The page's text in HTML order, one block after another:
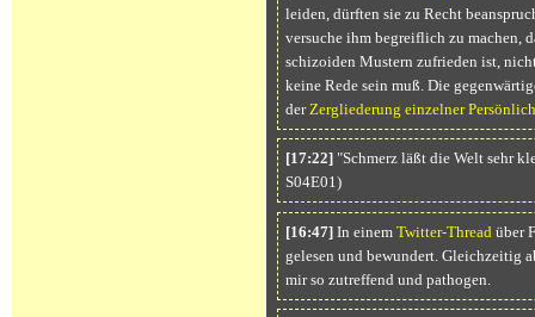
leiden, dürften sie zu Recht
versuche ihm begreiflich zu machen,
schizoiden Mustern zufrieden ist,
keine Rede sein muß. Die
der Zergliederung einzelner
[17:22]"Schmerz läßt die Welt sehr
S04E01)
[16:47]In einem Twitter-Thread über
gelesen und bewundert. Gleichzeitig
mir so zutreffend und pathogen.